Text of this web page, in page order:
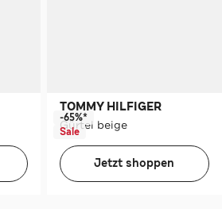
TOMMY HILFIGER
Gürtel beige
-65%*
Sale
Jetzt shoppen